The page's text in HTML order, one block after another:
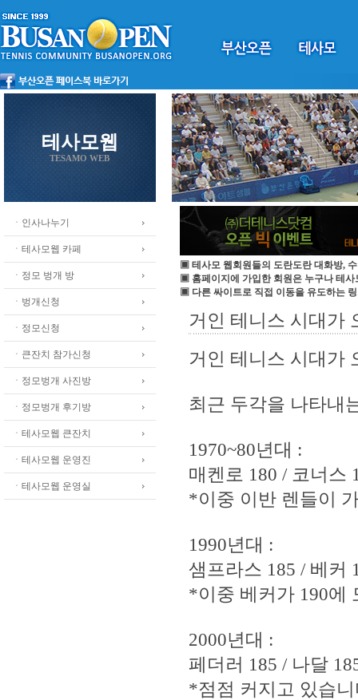
테사모웹
TESAMO WEB
ㆍ인사나누기
ㆍ테사모웹 카페
ㆍ정모 벙개 방
ㆍ벙개신청
ㆍ정모신청
ㆍ큰잔치 참가신청
ㆍ정모벙개 사진방
ㆍ정모벙개 후기방
ㆍ테사모웹 큰잔치
ㆍ테사모웹 운영진
ㆍ테사모웹 운영실
▣ 테사모 웹회원들의 도란도란 대화방,
▣ 홈페이지에 가입한 회원은 누구나 테사
▣ 다른 싸이트로 직접 이동을 유도하는
거인 테니스 시대가
거인 테니스 시대가
최근 두각을 나타내
1970~80년대 :
매켄로 180 / 코너스
*이중 이반 렌들이
1990년대 :
샘프라스 185 / 베커
*이중 베커가 190에
2000년대 :
페더러 185 / 나달
*점점 커지고 있습